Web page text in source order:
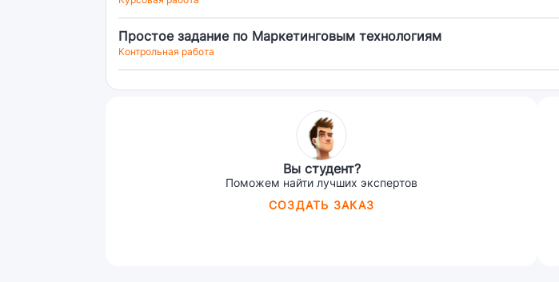
Простое задание по Маркетинговым технологиям
Контрольная работа
Вы студент?
Поможем найти лучших экспертов
СОЗДАТЬ ЗАКАЗ